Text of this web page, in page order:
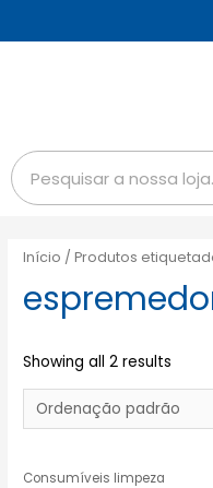
Início / Produtos
Showing all 2 results
Consumíveis limpeza